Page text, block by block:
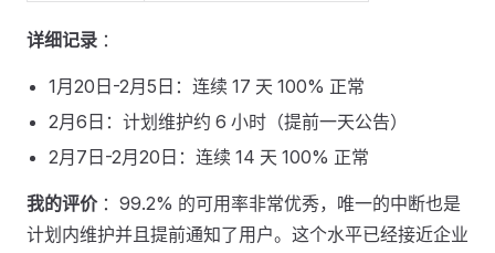
详细记录 ：
1月20日-2月5日：连续 17 天 100% 正常
2月6日：计划维护约 6 小时（提前一天公告）
2月7日-2月20日：连续 14 天 100% 正常
我的评价：99.2% 的可用率非常优秀，唯一的中断也是
计划内维护并且提前通知了用户。这个水平已经接近企业